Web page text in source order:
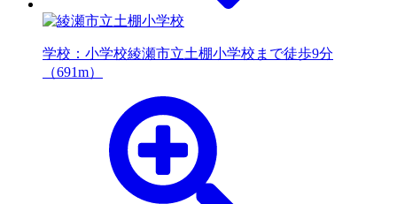
学校：小学校綾瀬市立土棚小学校まで徒歩9分
（691m）